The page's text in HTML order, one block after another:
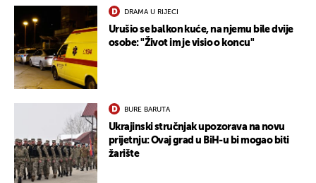
DRAMA U RIJECI
Urušio se balkon kuće, na njemu bile dvije
osobe: "Život im je visio o koncu"
BURE BARUTA
Ukrajinski stručnjak upozorava na novu
prijetnju: Ovaj grad u BiH-u bi mogao biti
žarište